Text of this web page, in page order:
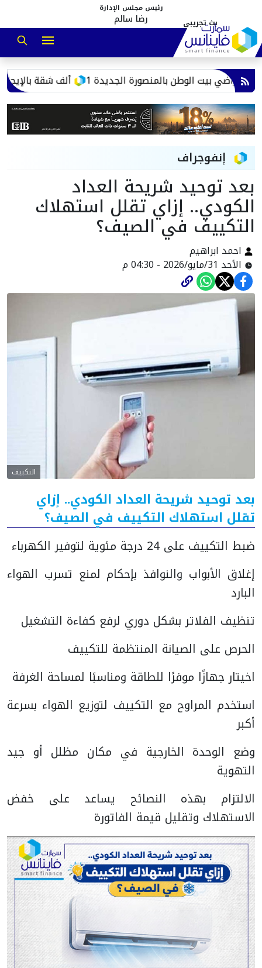
رئيس مجلس الإدارة
رضا سالم
15 ألف شقة أراضي بيت الوطن بالمنصورة الجديدة
إنفوجراف
بعد توحيد شريحة العداد
الكودي.. إزاي تقلل استهلاك
التكييف في الصيف؟
احمد ابراهيم
الأحد 31/مايو/2026 - 04:30 م
التكييف
بعد توحيد شريحة العداد الكودي.. إزاي
تقلل استهلاك التكييف في الصيف؟
ضبط التكييف على 24 درجة مئوية لتوفير الكهرباء
إغلاق الأبواب والنوافذ بإحكام لمنع تسرب الهواء
البارد
تنظيف الفلاتر بشكل دوري لرفع كفاءة التشغيل
الحرص على الصيانة المنتظمة للتكييف
اخيتار جهازًا موفرًا للطاقة ومناسبًا لمساحة الغرفة
استخدم المراوح مع التكييف لتوزيع الهواء بسرعة
أكبر
وضع الوحدة الخارجية في مكان مظلل أو جيد
التهوية
الالتزام بهذه النصائح يساعد على خفض
الاستهلاك وتقليل قيمة الفاتورة